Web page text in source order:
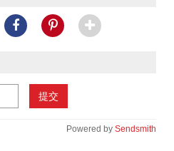
提交
Powered by Sendsmith